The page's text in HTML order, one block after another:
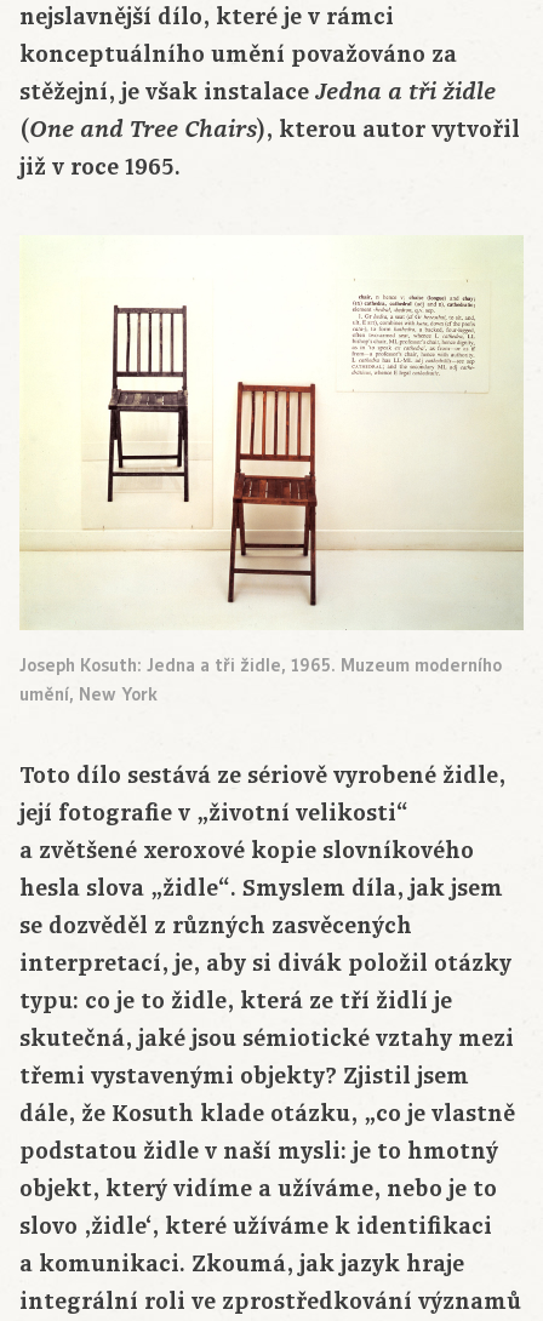
nejslavnější dílo, které je v rámci
konceptuálního umění považováno za
stěžejní, je však instalace Jedna a tři židle
(One and Tree Chairs), kterou autor vytvořil
již v roce 1965.
Joseph Kosuth: Jedna a tři židle, 1965. Muzeum moderního
umění, New York
Toto dílo sestává ze sériově vyrobené židle,
její fotografie v „životní velikosti“
a zvětšené xeroxové kopie slovníkového
hesla slova „židle“. Smyslem díla, jak jsem
se dozvěděl z různých zasvěcených
interpretací, je, aby si divák položil otázky
typu: co je to židle, která ze tří židlí je
skutečná, jaké jsou sémiotické vztahy mezi
třemi vystavenými objekty? Zjistil jsem
dále, že Kosuth klade otázku, „co je vlastně
podstatou židle v naší mysli: je to hmotný
objekt, který vidíme a užíváme, nebo je to
slovo ,židle‘, které užíváme k identifikaci
a komunikaci. Zkoumá, jak jazyk hraje
integrální roli ve zprostředkování významů